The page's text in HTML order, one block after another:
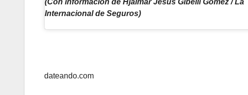
Internacional de Seguros)
Navegación
entradas
dateando.com